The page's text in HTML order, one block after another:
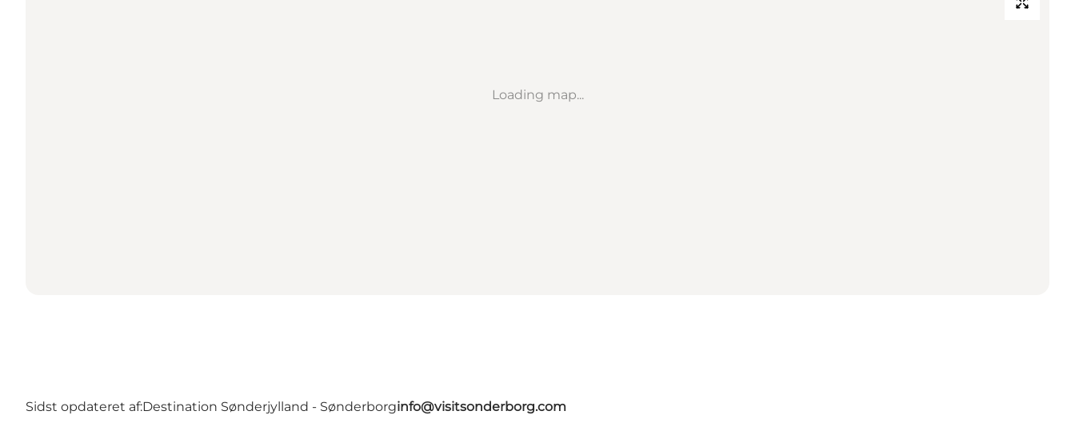
Loading map...
Sidst opdateret af:Destination Sønderjylland - Sønderborginfo@visitsonderborg.com